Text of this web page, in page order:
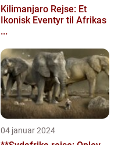
Kilimanjaro Rejse: Et
Ikonisk Eventyr til Afrikas
...
04 januar 2024